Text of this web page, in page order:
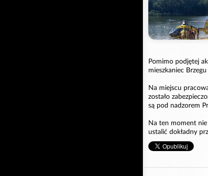
Pomimo podjętej
mieszkaniec
Na miejscu
zostało
są pod nadzorem
Na ten moment nie
ustalić dokładny